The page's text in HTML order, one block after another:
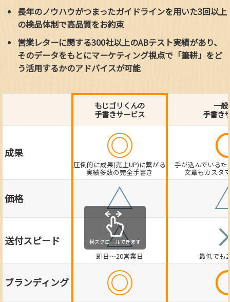
長年のノウハウがつまったガイドラインを用いた3回以上
の検品体制で高品質をお約束
営業レターに関する300社以上のABテスト実績があり、
そのデータをもとにマーケティング視点で「筆耕」をど
う活用するかのアドバイスが可能
もじゴリくんの
手書きサービス
一般
手書き
成果 ◎
圧倒的に成果(売上UP)に繋がる
実績多数の完全手書き
手が込んでいる
文章もカスタ
価格 △
送付スピード △
即日～20営業日 最低でも
ブランディング ◎
横スクロールできます